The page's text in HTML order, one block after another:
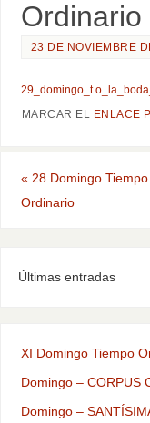
Ordinario
23 DE NOVIEMBRE
MARCAR EL ENLACE
« 28 Domingo Tiempo
Ordinario
Últimas entradas
XI Domingo Tiempo
Domingo – CORPUS
Domingo –